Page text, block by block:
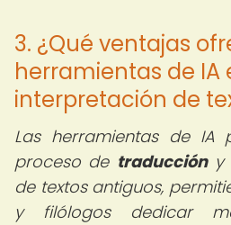
3. ¿Qué ventajas
herramientas de IA
interpretación de
Las herramientas de IA
proceso de traduccióny
de textos antiguos,
y filólogos dedicar